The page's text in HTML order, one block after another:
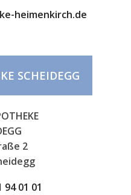
heimenkirch.de
SCHEIDEGG
2
94 01 01